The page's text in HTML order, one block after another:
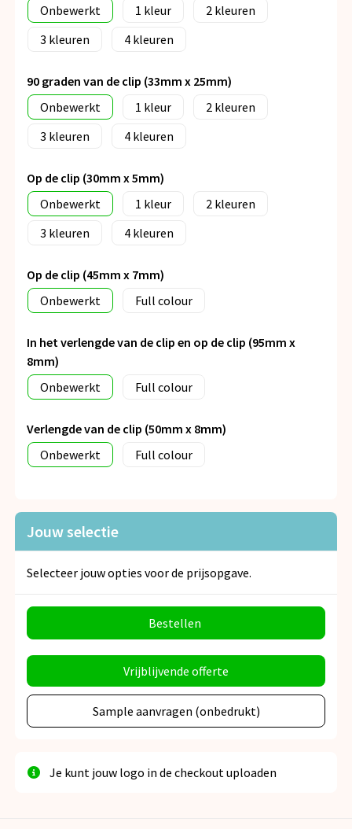
Onbewerkt
1
2
3
4
90 graden van de clip (33mm x 25mm)
Onbewerkt
1
2
3
4
Op de clip (30mm x 5mm)
Onbewerkt
1
2
3
4
Op de clip (45mm x 7mm)
Onbewerkt
Full colour
In het verlengde van de clip en op de clip (95mm x
8mm)
Onbewerkt
Full colour
Verlengde van de clip (50mm x 8mm)
Onbewerkt
Full colour
Jouw selectie
Selecteer jouw opties voor de prijsopgave.
Bestellen
Vrijblijvende offerte
Sample aanvragen (onbedrukt)
Je kunt jouw logo in de checkout uploaden